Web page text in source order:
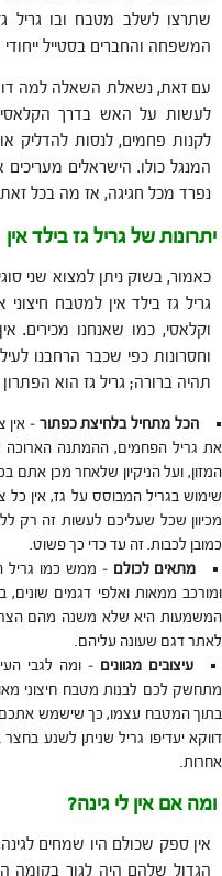
שתרצו לשלב מטבח ובו גריל
המשפחה והחברים בסטייל ייחודי
עם זאת, נשאלת השאלה למה
לעשות על האש בדרך
לקנות פחמים, לנסות להדליק
המנגל כולו. הישראלים
נפרד מכל חגיגה, אז מה בכל זאת
יתרונות של גריל גז בילד אין
כאמור, בשוק ניתן למצוא שני
גריל גז בילד אין למטבח חיצוני
וקלאסי, כמו שאנחנו מכירים.
וחסרונות כפי שכבר הרחבנו
תהיה ברורה; גריל גז הוא
הכל מתחיל בלחיצת כפתור –
את גריל הפחמים, ההמתנה הארוכה
המזון, ועל הניקיון שלאחר מכן אתם
שימוש בגריל המבוסס על גז, אין
מכיוון שכל שעליכם לעשות זה רק
כמובן לכבות. זה עד כדי כך פשוט.
מתאים לכולם – ממש כמו גריל
ומורכב ממאות ואלפי דגמים
המשמעות היא שלא משנה מהם
לאתר דגם שעונה עליהם.
עיצובים מגוונים – ומה לגבי
מתחשק לכם לבנות מטבח חיצוני
בתוך המטבח עצמו, כך שישמש אתכם
דווקא יעדיפו גריל שניתן לשנע
אחרות.
ומה אם אין לי גינה?
אין ספק שכולם היו שמחים
הגדול שלהם היה לגור בקומה